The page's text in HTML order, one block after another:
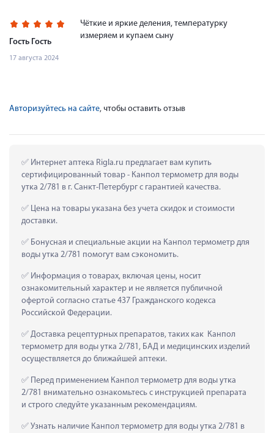
Гость Гость
17 августа 2024
Чёткие и яркие деления, температурку
измеряем и купаем сыну
Авторизуйтесь на сайте, чтобы оставить отзыв
Интернет аптека Rigla.ru предлагает вам купить
сертифицированный товар - Канпол термометр для воды
утка 2/781 в г. Санкт-Петербург с гарантией качества.
Цена на товары указана без учета скидок и стоимости
доставки.
Бонусная и специальные акции на Канпол термометр для
воды утка 2/781 помогут вам сэкономить.
Информация о товарах, включая цены, носит
ознакомительный характер и не является публичной
офертой согласно статье 437 Гражданского кодекса
Российской Федерации.
Доставка рецептурных препаратов, таких как  Канпол
термометр для воды утка 2/781, БАД и медицинских изделий
осуществляется до ближайшей аптеки.
Перед применением Канпол термометр для воды утка
2/781 внимательно ознакомьтесь с инструкцией препарата
и строго следуйте указанным рекомендациям.
Узнать наличие Канпол термометр для воды утка 2/781 в